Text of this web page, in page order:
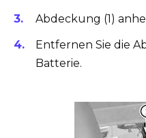
Abdeckung (1)
Entfernen Sie die
Batterie.